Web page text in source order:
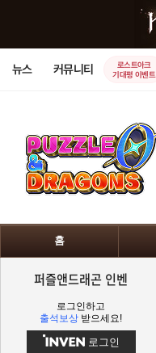
뉴스 커뮤니티
로스트아크
기대평 이벤트
홈
퍼즐앤드래곤 인벤
로그인하고
출석보상 받으세요!
로그인